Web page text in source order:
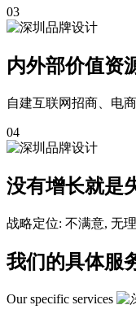
03
内外部价值资
自建互联网招商、电
04
没有增长就是
战略定位: 不满意, 无理
我们的具体服
Our specific services